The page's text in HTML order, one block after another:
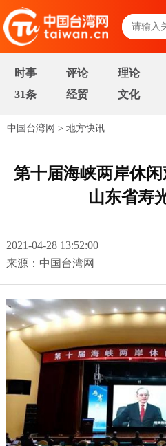
时事 评论 理论
31条
经贸 文化
中国台湾网 > 地方快讯
第十届海峡两岸休
山东省寿
2021-04-28 13:52:00
来源：中国台湾网